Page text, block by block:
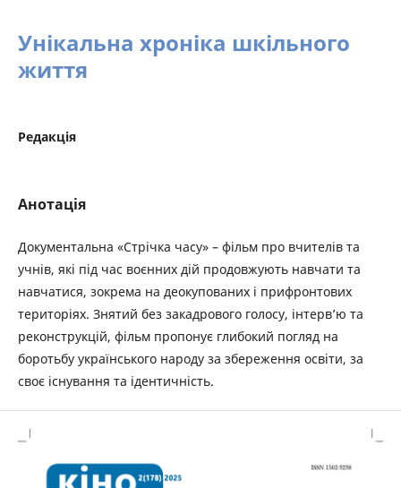
Унікальна хроніка шкільного
життя
Редакція
Анотація
Документальна «Стрічка часу» – фільм про вчителів та
учнів, які під час воєнних дій продовжують навчати та
навчатися, зокрема на деокупованих і прифронтових
територіях. Знятий без закадрового голосу, інтерв’ю та
реконструкцій, фільм пропонує глибокий погляд на
боротьбу українського народу за збереження освіти, за
своє існування та ідентичність.